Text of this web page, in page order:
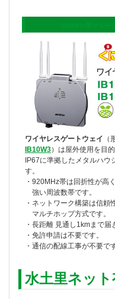
ワイヤレスゲートウェイ （
IB10W3）は屋外使用を目
IP67に準拠したメタルハウ
す。
・920MHz帯は回折性が高
強い周波数帯です。
・ネットワーク構築は信頼
マルチホップ方式です。
・長距離 見通し1kmまで届
・免許申請は不要です。
・通信の配線工事が不要で
水土里ネッ